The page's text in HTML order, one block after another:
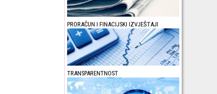
PRORAČUN I FINACIJSKI IZVJEŠTAJI
TRANSPARENTNOST